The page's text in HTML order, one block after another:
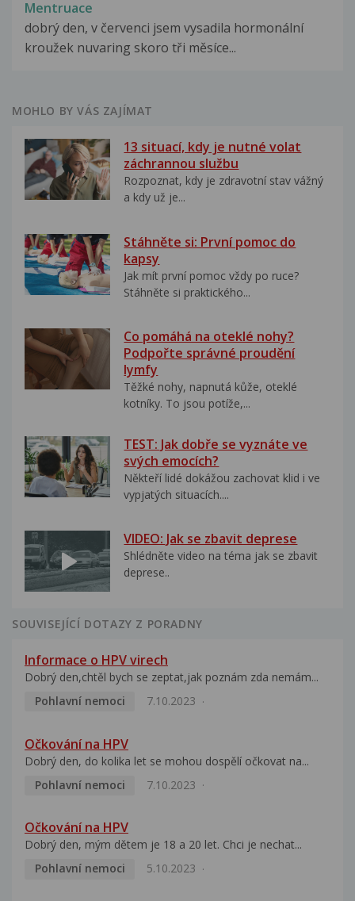
Mentruace
dobrý den, v červenci jsem vysadila hormonální
kroužek nuvaring skoro tři měsíce...
MOHLO BY VÁS ZAJÍMAT
13 situací, kdy je nutné volat
záchrannou službu
Rozpoznat, kdy je zdravotní stav vážný
a kdy už je...
Stáhněte si: První pomoc do
kapsy
Jak mít první pomoc vždy po ruce?
Stáhněte si praktického...
Co pomáhá na oteklé nohy?
Podpořte správné proudění
lymfy
Těžké nohy, napnutá kůže, oteklé
kotníky. To jsou potíže,...
TEST: Jak dobře se vyznáte ve
svých emocích?
Někteří lidé dokážou zachovat klid i ve
vypjatých situacích....
VIDEO: Jak se zbavit deprese
Shlédněte video na téma jak se zbavit
deprese..
SOUVISEJÍCÍ DOTAZY Z PORADNY
Informace o HPV virech
Dobrý den,chtěl bych se zeptat,jak poznám zda nemám...
Pohlavní nemoci
7.10.2023
Očkování na HPV
Dobrý den, do kolika let se mohou dospělí očkovat na...
Pohlavní nemoci
7.10.2023
Očkování na HPV
Dobrý den, mým dětem je 18 a 20 let. Chci je nechat...
Pohlavní nemoci
5.10.2023